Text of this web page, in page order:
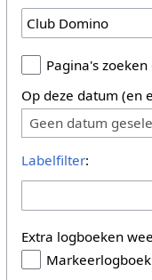
Pagina's
Op deze datum (en
Geen datum
Labelfilter:
Extra logboeken
Markeerlogboek